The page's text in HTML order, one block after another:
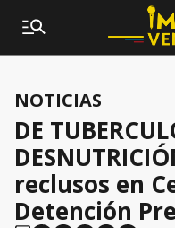
NOTICIAS
DE
reclusos en
Detención